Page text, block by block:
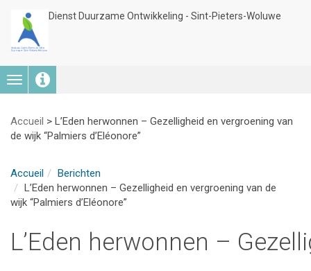
Dienst Duurzame Ontwikkeling - Sint-Pieters-Woluwe
Toggle
navigation
Accueil > L’Eden herwonnen – Gezelligheid en vergroening van
de wijk “Palmiers d’Eléonore”
Accueil
Berichten
L’Eden herwonnen – Gezelligheid en vergroening van de
wijk “Palmiers d’Eléonore”
L’Eden herwonnen –